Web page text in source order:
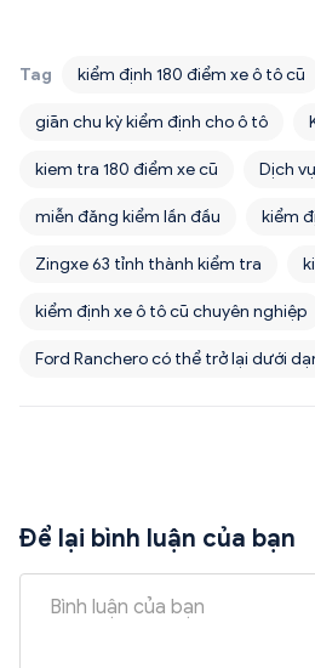
Tag kiểm định 180 điểm xe ô tô cũ
giãn chu kỳ kiểm định cho ô tô
kiem tra 180 điểm xe cũ Dịch
miễn đăng kiểm lần đầu kiểm
Zingxe 63 tỉnh thành kiểm tra
kiểm định xe ô tô cũ chuyên nghiệp
Ford Ranchero có thể trở lại dưới
Để lại bình luận của bạn